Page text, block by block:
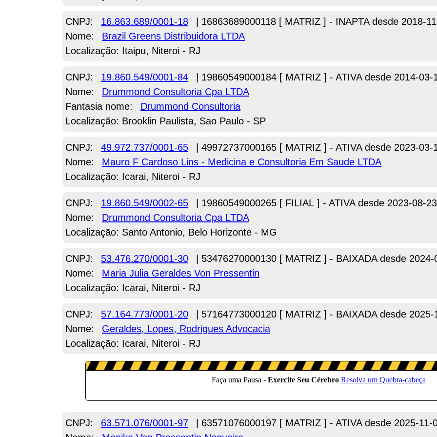
CNPJ: 16.863.689/0001-18
| 16863689000118 [ MATRIZ ] - INAPTA desde 2018-
Nome:
Brazil Greens Distribuidora LTDA
Localização: Itaipu, Niteroi - RJ
CNPJ: 19.860.549/0001-84
| 19860549000184 [ MATRIZ ] - ATIVA desde 2014-03-
Nome:
Drummond Consultoria Cpa LTDA
Fantasia nome:
Drummond Consultoria
Localização: Brooklin Paulista, Sao Paulo - SP
CNPJ: 49.972.737/0001-65
| 49972737000165 [ MATRIZ ] - ATIVA desde 2023-03-
Nome:
Mauro F Cardoso Lins - Medicina e Consultoria Em Saude LTDA
Localização: Icarai, Niteroi - RJ
CNPJ: 19.860.549/0002-65
| 19860549000265 [ FILIAL ] - ATIVA desde 2023-08-23
Nome:
Drummond Consultoria Cpa LTDA
Localização: Santo Antonio, Belo Horizonte - MG
CNPJ: 53.476.270/0001-30
| 53476270000130 [ MATRIZ ] - BAIXADA desde 2024-
Nome:
Maria Julia Geraldes Von Pressentin
Localização: Icarai, Niteroi - RJ
CNPJ: 57.164.773/0001-20
| 57164773000120 [ MATRIZ ] - BAIXADA desde 2025-
Nome:
Geraldes, Lopes, Rodrigues Advocacia
Localização: Icarai, Niteroi - RJ
CNPJ: 63.571.076/0001-97
| 63571076000197 [ MATRIZ ] - ATIVA desde 2025-11-